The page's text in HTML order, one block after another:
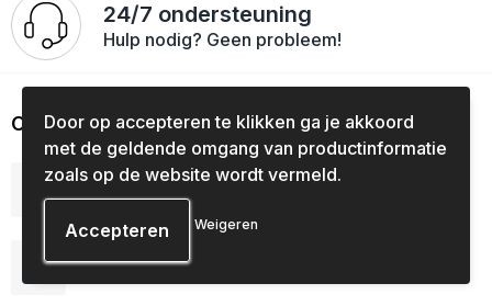
24/7 ondersteuning
Hulp nodig? Geen probleem!
Contact
Overtoom 147-149
020 618 21 49
Door op accepteren te klikken ga je akkoord
met de geldende omgang van productinformatie
zoals op de website wordt vermeld.
Weigeren